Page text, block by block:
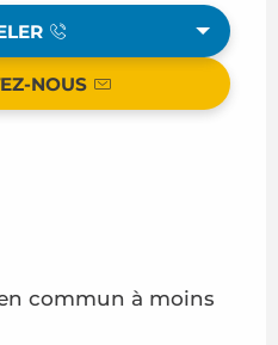
NOUS
commun à moins